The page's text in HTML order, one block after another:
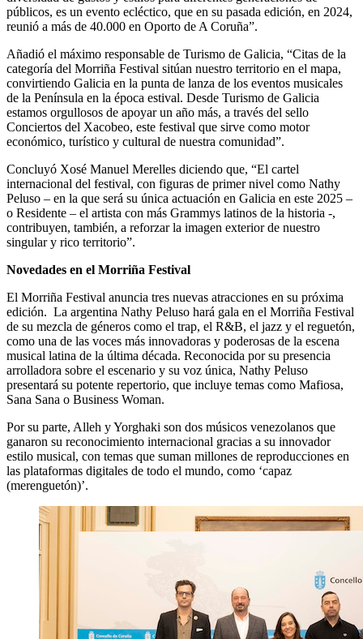
públicos, es un evento ecléctico, que en su pasada edición, en 2024,
reunió a más de 40.000 en Oporto de A Coruña”.
Añadió el máximo responsable de Turismo de Galicia, “Citas de la
categoría del Morriña Festival sitúan nuestro territorio en el mapa,
convirtiendo Galicia en la punta de lanza de los eventos musicales
de la Península en la época estival. Desde Turismo de Galicia
estamos orgullosos de apoyar un año más, a través del sello
Conciertos del Xacobeo, este festival que sirve como motor
económico, turístico y cultural de nuestra comunidad”.
Concluyó Xosé Manuel Merelles diciendo que, “El cartel
internacional del festival, con figuras de primer nivel como Nathy
Peluso – en la que será su única actuación en Galicia en este 2025 –
o Residente – el artista con más Grammys latinos de la historia -,
contribuyen, también, a reforzar la imagen exterior de nuestro
singular y rico territorio”.
Novedades en el Morriña Festival
El Morriña Festival anuncia tres nuevas atracciones en su próxima
edición. La argentina Nathy Peluso hará gala en el Morriña Festival
de su mezcla de géneros como el trap, el R&B, el jazz y el reguetón,
como una de las voces más innovadoras y poderosas de la escena
musical latina de la última década. Reconocida por su presencia
arrolladora sobre el escenario y su voz única, Nathy Peluso
presentará su potente repertorio, que incluye temas como Mafiosa,
Sana Sana o Business Woman.
Por su parte, Alleh y Yorghaki son dos músicos venezolanos que
ganaron su reconocimiento internacional gracias a su innovador
estilo musical, con temas que suman millones de reproducciones en
las plataformas digitales de todo el mundo, como ‘capaz
(merenguetón)’.